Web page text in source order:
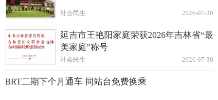
2026-07-30
社会民生
延吉市王艳阳家庭荣获2026年吉林省“最
美家庭”称号
2026-07-30
社会民生
BRT二期下个月通车 同站台免费换乘